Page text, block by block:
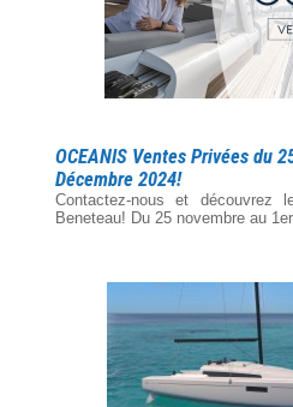
OCEANIS Ventes Privées du
Décembre 2024!
Contactez-nous et découvrez
Beneteau! Du 25 novembre au